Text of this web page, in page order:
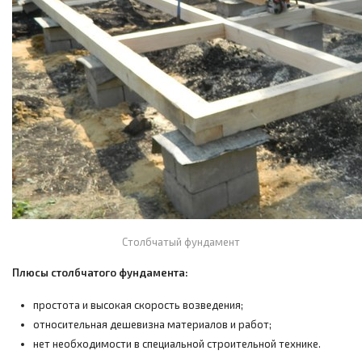
Столбчатый фундамент
Плюсы столбчатого фундамента:
простота и высокая скорость возведения;
относительная дешевизна материалов и работ;
нет необходимости в специальной строительной технике.